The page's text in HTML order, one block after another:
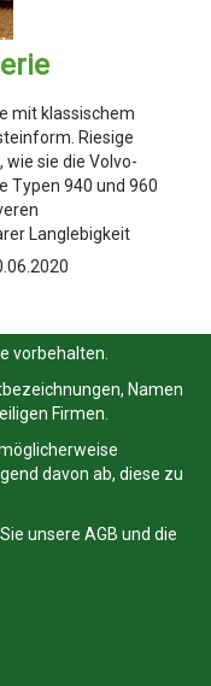
mit klassischem
Riesige
sie die Volvo-
Typen 940 und 960
Langlebigkeit
vorbehalten.
Namen
Firmen.
davon ab, diese zu
unsere AGB und die